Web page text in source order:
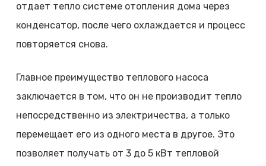
отдает тепло системе отопления дома через
конденсатор, после чего охлаждается и процесс
повторяется снова.
Главное преимущество теплового насоса
заключается в том, что он не производит тепло
непосредственно из электричества, а только
перемещает его из одного места в другое. Это
позволяет получать от 3 до 5 кВт тепловой